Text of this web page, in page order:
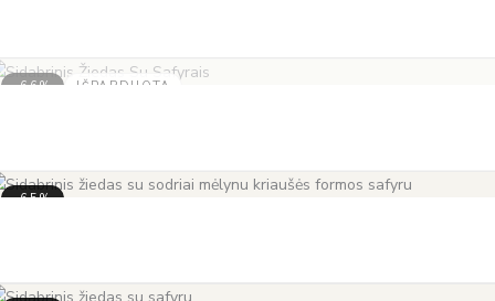
-66% IŠPARDUOTA
-65%